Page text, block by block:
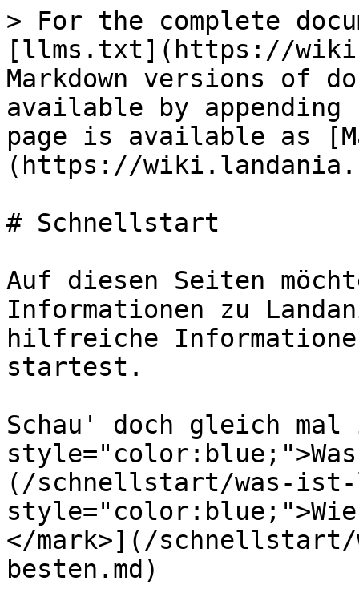
> For the complete
[llms.txt](https://
Markdown versions of
available by
page is available as
(https://
# Schnellstart
Auf diesen Seiten
Informationen zu
hilfreiche
startest.
Schau' doch gleich mal
(/schnellstart/was-ist-
</mark>](/